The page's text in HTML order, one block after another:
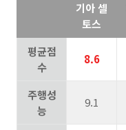
기아 셀
토스
평균점
수
8.6
주행성
능
9.1